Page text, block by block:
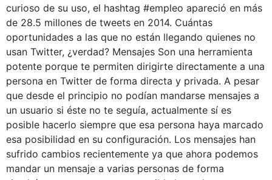
curioso de su uso, el hashtag #empleo apareció en más
de 28.5 millones de tweets en 2014. Cuántas
oportunidades a las que no están llegando quienes no
usan Twitter, ¿verdad? Mensajes Son una herramienta
potente porque te permiten dirigirte directamente a una
persona en Twitter de forma directa y privada. A pesar
que desde el principio no podían mandarse mensajes a
un usuario si éste no te seguía, actualmente sí es
posible hacerlo siempre que esa persona haya marcado
esa posibilidad en su configuración. Los mensajes han
sufrido cambios recientemente ya que ahora podemos
mandar un mensaje a varias personas de forma